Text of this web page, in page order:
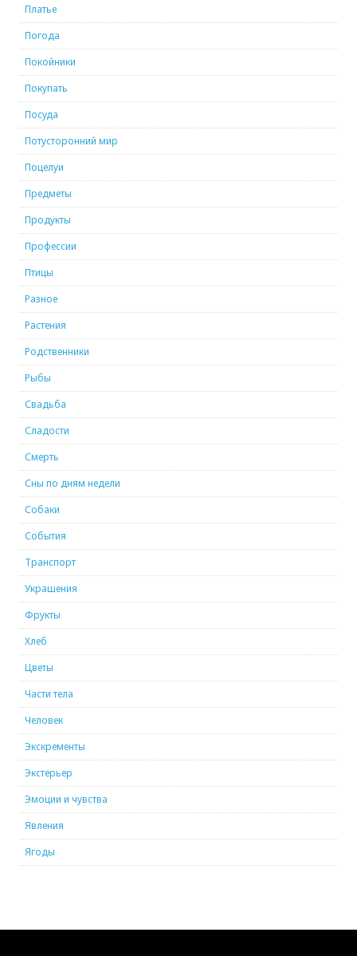
Платье
Погода
Покойники
Покупать
Посуда
Потусторонний мир
Поцелуи
Предметы
Продукты
Профессии
Птицы
Разное
Растения
Родственники
Рыбы
Свадьба
Сладости
Смерть
Сны по дням недели
Собаки
События
Транспорт
Украшения
Фрукты
Хлеб
Цветы
Части тела
Человек
Экскременты
Экстерьер
Эмоции и чувства
Явления
Ягоды